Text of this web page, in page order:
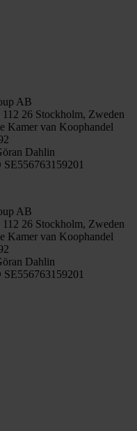
AB
26 Stockholm, Zweden
Kamer van Koophandel
Dahlin
AB
26 Stockholm, Zweden
Kamer van Koophandel
Dahlin